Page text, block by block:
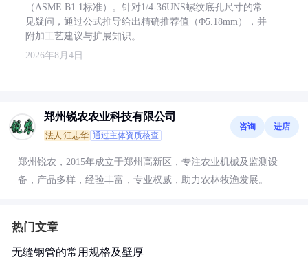
（ASME B1.1标准）。针对1/4-36UNS螺纹底孔尺寸的常
见疑问，通过公式推导给出精确推荐值（Φ5.18mm），并
附加工艺建议与扩展知识。
2026年8月4日
郑州锐农农业科技有限公司
法人:汪志华 通过主体资质核查
咨询 进店
郑州锐农，2015年成立于郑州高新区，专注农业机械及监测设
备，产品多样，经验丰富，专业权威，助力农林牧渔发展。
热门文章
无缝钢管的常用规格及壁厚